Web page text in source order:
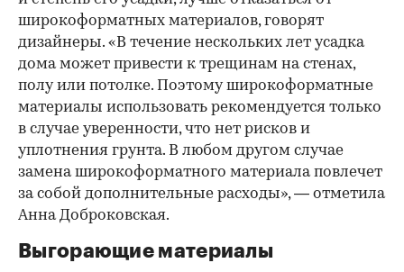
широкоформатных материалов, говорят
дизайнеры. «В течение нескольких лет усадка
дома может привести к трещинам на стенах,
полу или потолке. Поэтому широкоформатные
материалы использовать рекомендуется только
в случае уверенности, что нет рисков и
уплотнения грунта. В любом другом случае
замена широкоформатного материала повлечет
за собой дополнительные расходы», — отметила
Анна Доброковская.
Выгорающие материалы